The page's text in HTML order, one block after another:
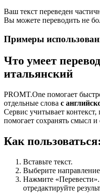
Ваш текст переведен
Вы можете переводить не
Примеры
Что умеет
итальянский
PROMT.One помогает
отдельные слова с
Сервис учитывает контекст,
помогает сохранять смысл и
Как
Вставьте текст.
Выберите
Нажмите
отредактируйте